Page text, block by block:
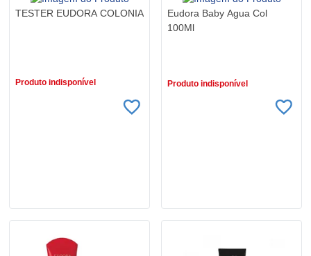
TESTER EUDORA COLONIA
Produto indisponível
Eudora Baby Agua Col
100Ml
Produto indisponível